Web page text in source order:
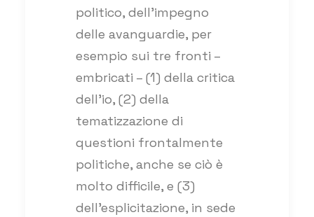
politico, dell’impegno
delle avanguardie, per
esempio sui tre fronti –
embricati – (1) della critica
dell’io, (2) della
tematizzazione di
questioni frontalmente
politiche, anche se ciò è
molto difficile, e (3)
dell’esplicitazione, in sede